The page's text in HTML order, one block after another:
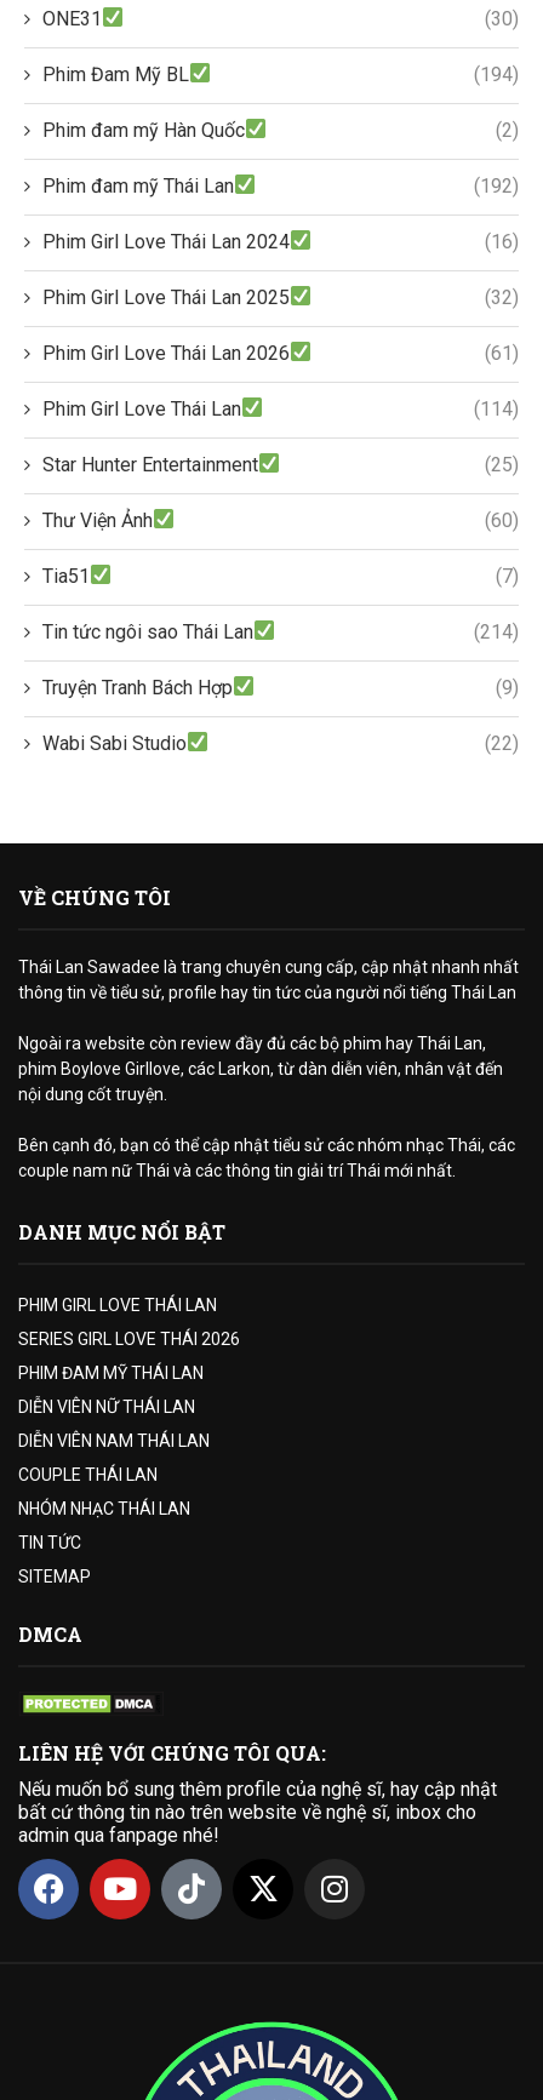
ONE31 (30)
Phim Đam Mỹ BL (194)
Phim đam mỹ Hàn Quốc (2)
Phim đam mỹ Thái Lan (192)
Phim Girl Love Thái Lan 2024 (16)
Phim Girl Love Thái Lan 2025 (32)
Phim Girl Love Thái Lan 2026 (61)
Phim Girl Love Thái Lan (114)
Star Hunter Entertainment (25)
Thư Viện Ảnh (60)
Tia51 (7)
Tin tức ngôi sao Thái Lan (214)
Truyện Tranh Bách Hợp (9)
Wabi Sabi Studio (22)
VỀ CHÚNG TÔI
Thái Lan Sawadee là trang chuyên cung cấp, cập nhật nhanh nhất
thông tin về tiểu sử, profile hay tin tức của người nổi tiếng Thái Lan
Ngoài ra website còn review đầy đủ các bộ phim hay Thái Lan,
phim Boylove Girllove, các Larkon, từ dàn diễn viên, nhân vật đến
nội dung cốt truyện.
Bên cạnh đó, bạn có thể cập nhật tiểu sử các nhóm nhạc Thái, các
couple nam nữ Thái và các thông tin giải trí Thái mới nhất.
DANH MỤC NỔI BẬT
PHIM GIRL LOVE THÁI LAN
SERIES GIRL LOVE THÁI 2026
PHIM ĐAM MỸ THÁI LAN
DIỄN VIÊN NỮ THÁI LAN
DIỄN VIÊN NAM THÁI LAN
COUPLE THÁI LAN
NHÓM NHẠC THÁI LAN
TIN TỨC
SITEMAP
DMCA
LIÊN HỆ VỚI CHÚNG TÔI QUA:
Nếu muốn bổ sung thêm profile của nghệ sĩ, hay cập nhật
bất cứ thông tin nào trên website về nghệ sĩ, inbox cho
admin qua fanpage nhé!